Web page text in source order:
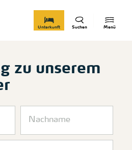
Menü
Suchen
Unterkunft
zu unserem